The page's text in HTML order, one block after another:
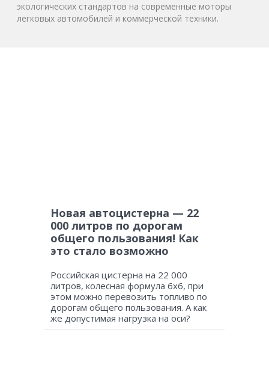
экологических стандартов на современные моторы
легковых автомобилей и коммерческой техники.
Новая автоцистерна — 22
000 литров по дорогам
общего пользования! Как
это стало возможно
Российская цистерна на 22 000
литров, колесная формула 6х6, при
этом можно перевозить топливо по
дорогам общего пользования. А как
же допустимая нагрузка на оси?